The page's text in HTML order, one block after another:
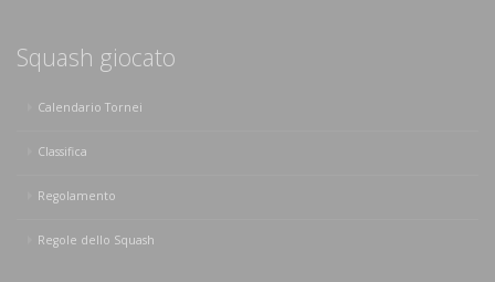
Squash giocato
Calendario Tornei
Classifica
Regolamento
Regole dello Squash